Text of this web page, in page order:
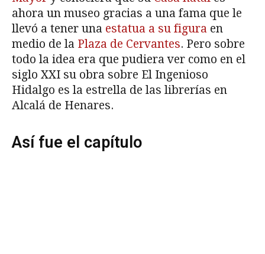
ahora un museo gracias a una fama que le
llevó a tener una estatua a su figura en
medio de la Plaza de Cervantes. Pero sobre
todo la idea era que pudiera ver como en el
siglo XXI su obra sobre El Ingenioso
Hidalgo es la estrella de las librerías en
Alcalá de Henares.
Así fue el capítulo